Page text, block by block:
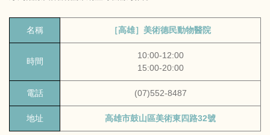
名稱 ［高雄］美術德民動物醫院
時間
10:00-12:00
15:00-20:00
電話 (07)552-8487
地址 高雄市鼓山區美術東四路32號